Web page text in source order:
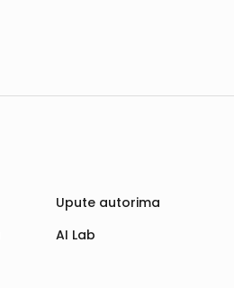
Upute autorima
AI Lab